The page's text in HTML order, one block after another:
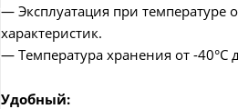
— Эксплуатация при температуре
характеристик.
— Температура хранения от -
Удобный: